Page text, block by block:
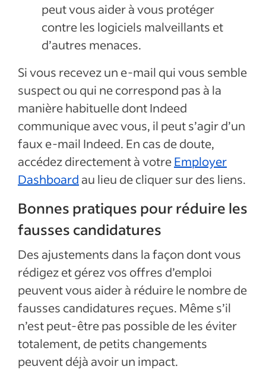
peut vous aider à vous protéger
contre les logiciels malveillants et
d’autres menaces.
Si vous recevez un e-mail qui vous semble
suspect ou qui ne correspond pas à la
manière habituelle dont Indeed
communique avec vous, il peut s’agir d’un
faux e-mail Indeed. En cas de doute,
accédez directement à votreEmployer
Dashboard au lieu de cliquer sur des liens.
Bonnes pratiques pour réduire les
fausses candidatures
Des ajustements dans la façon dont vous
rédigez et gérez vos offres d’emploi
peuvent vous aider à réduire le nombre de
fausses candidatures reçues. Même s’il
n’est peut-être pas possible de les éviter
totalement, de petits changements
peuvent déjà avoir un impact.